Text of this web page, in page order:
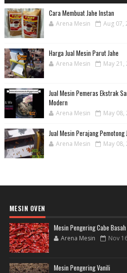
Cara Membuat Jahe Instan
Arena Mesin Aug 07,
Harga Jual Mesin Parut Jahe
Arena Mesin May 21,
Jual Mesin Pemeras Ekstrak
Modern
Arena Mesin May 08,
Jual Mesin Perajang Pemotong
Arena Mesin May 08,
MESIN OVEN
Mesin Pengering Cabe
Arena Mesin Nov
Mesin Pengering Vanili